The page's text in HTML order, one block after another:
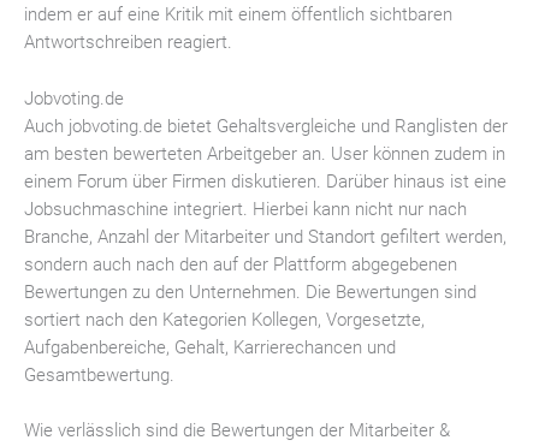
indem er auf eine Kritik mit einem öffentlich sichtbaren
Antwortschreiben reagiert.
Jobvoting.de
Auch jobvoting.de bietet Gehaltsvergleiche und Ranglisten der
am besten bewerteten Arbeitgeber an. User können zudem in
einem Forum über Firmen diskutieren. Darüber hinaus ist eine
Jobsuchmaschine integriert. Hierbei kann nicht nur nach
Branche, Anzahl der Mitarbeiter und Standort gefiltert werden,
sondern auch nach den auf der Plattform abgegebenen
Bewertungen zu den Unternehmen. Die Bewertungen sind
sortiert nach den Kategorien Kollegen, Vorgesetzte,
Aufgabenbereiche, Gehalt, Karrierechancen und
Gesamtbewertung.
Wie verlässlich sind die Bewertungen der Mitarbeiter &